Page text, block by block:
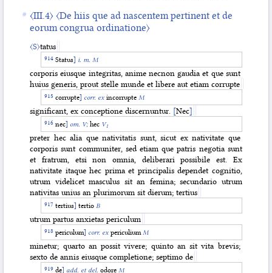
〈III.4〉 〈De hiis que ad nascentem pertinent et de
eorum congrua ordinatione〉
〈S〉tatus
Status] i. m. M
corporis eiusque integritas, anime necnon gaudia et que sunt
huius generis, prout stelle munde et libere aut etiam corrupte
corrupte] corr. exincorrupte M
significant, ex conceptione discernuntur. [Nec]
nec] om. V;hec V1
preter hec alia que nativitatis sunt, sicut ex nativitate que
corporis sunt communiter, sed etiam que patris negotia sunt
et fratrum, etsi non omnia, deliberari possibile est. Ex
nativitate itaque hec prima et principalis dependet cognitio,
utrum videlicet masculus sit an femina; secundario utrum
nativitas unius an plurimorum sit dierum; tertius
tertius] tertio B
utrum partus anxietas periculum
periculum] corr. expericulium M
minetur; quarto an possit vivere; quinto an sit vita brevis;
sexto de annis eiusque completione; septimo de
de] add. et del. odore M